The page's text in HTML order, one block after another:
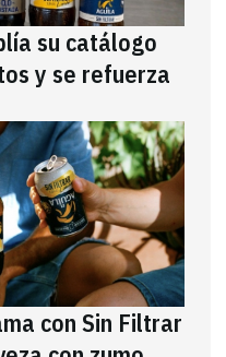
su catálogo
y se refuerza
con Sin Filtrar